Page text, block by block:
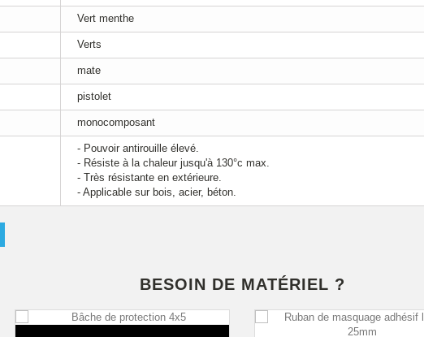
Vert menthe
Verts
mate
pistolet
monocomposant
- Pouvoir antirouille élevé.
- Résiste à la chaleur jusqu'à 130°c max.
- Très résistante en extérieure.
- Applicable sur bois, acier, béton.
BESOIN DE MATÉRIEL ?